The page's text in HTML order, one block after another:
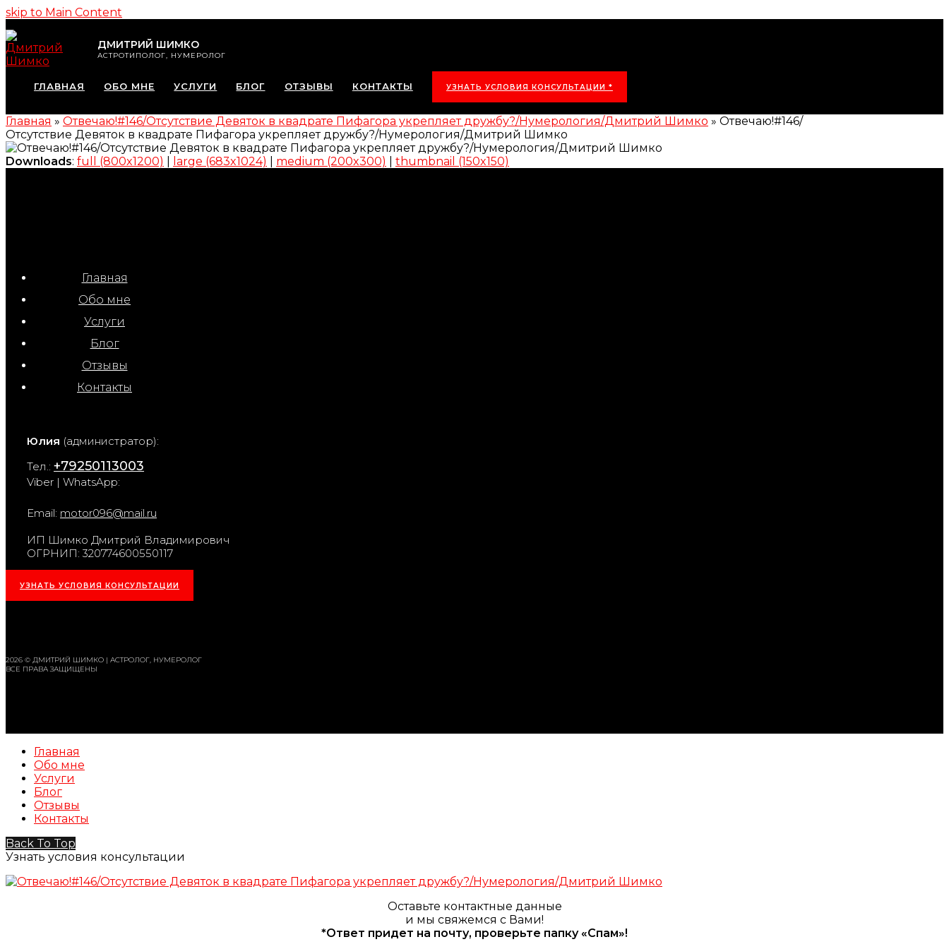
skip to Main Content
ДМИТРИЙ ШИМКО
АСТРОТИПОЛОГ, НУМЕРОЛОГ
ГЛАВНАЯ ОБО МНЕ УСЛУГИ БЛОГ ОТЗЫВЫ КОНТАКТЫ УЗНАТЬ УСЛОВИЯ КОНСУЛЬТАЦИИ *
Главная » Отвечаю!#146/Отсутствие Девяток в квадрате Пифагора укрепляет дружбу?/Нумерология/Дмитрий Шимко » Отвечаю!#146/
Отсутствие Девяток в квадрате Пифагора укрепляет дружбу?/Нумерология/Дмитрий Шимко
Downloads: full (800x1200) large (683x1024) medium (200x300) thumbnail (150x150)
Главная
Обо мне
Услуги
Блог
Отзывы
Контакты
Юлия (администратор):
Тел.: +79250113003
Viber | WhatsApp:
Email: motor096@mail.ru
ИП Шимко Дмитрий Владимирович
ОГРНИП: 320774600550117
УЗНАТЬ УСЛОВИЯ КОНСУЛЬТАЦИИ
2026 © ДМИТРИЙ ШИМКО | АСТРОЛОГ, НУМЕРОЛОГ
ВСЕ ПРАВА ЗАЩИЩЕНЫ
Главная
Обо мне
Услуги
Блог
Отзывы
Контакты
Back To Top
Узнать условия консультации
Оставьте контактные данные
и мы свяжемся с Вами!
*Ответ придет на почту, проверьте папку «Спам»!